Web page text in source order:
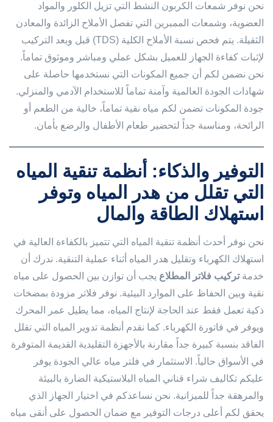
نحن نوفر شمعات الكربون النشط التي تزيل الكلور والمواد
العضوية، وشمعات الممبرين التي تفصل الأملاح الزائدة والمعادن
الثقيلة. يتم فحص نسبة الأملاح الكلية (TDS) قبل وبعد التركيب
لإثبات كفاءة الجهاز للعميل بشكل عملي ومباشر وموثوق تماماً.
نحن نضمن لكم أن جميع المكونات التي نستخدمها حاصلة على
شهادات الجودة العالمية وآمنة تماماً للاستخدام الآدمي والمنزلي.
جودة المكونات تضمن لكم مياه نقية تماماً، خالية من الطعم أو
الرائحة، ومناسبة جداً لتحضير طعام الأطفال والرضع بأمان.
التوفير والذكاء: أنظمة تنقية المياه
التي تقلل من هدر المياه وتوفر
استهلاك الطاقة والمال
نحن نوفر أحدث أنظمة تنقية المياه التي تتميز بالكفاءة العالية في
استهلاك الكهرباء وتقليل هدر المياه أثناء عملية التنقية. ندرك أن
خدمةتركيب فلاتر المطلاع يجب أن توازن بين الحصول على مياه
نقية وبين الحفاظ على الموارد البيئية. نوفر فلاتر مزودة بمضخات
ذكية تعمل فقط عند الحاجة لإنتاج المياه، مما يطيل عمر المحرك
ويوفر في فاتورة الكهرباء. كما نقدم أنظمة تدوير المياه التي تقلل
الفاقد بنسبة كبيرة جداً مقارنة بالأجهزة التقليدية القديمة المتوفرة
في الأسواق حالياً. الاستثمار في فلتر مياه عالي الجودة يوفر
عليكم تكاليف شراء قناني المياه البلاستيكية الضارة بالبيئة
والمرهقة جداً للميزانية. نحن نساعدكم في اختيار الجهاز الذي
يحقق لكم أعلى درجات التوفير مع ضمان الحصول على أنقى مياه